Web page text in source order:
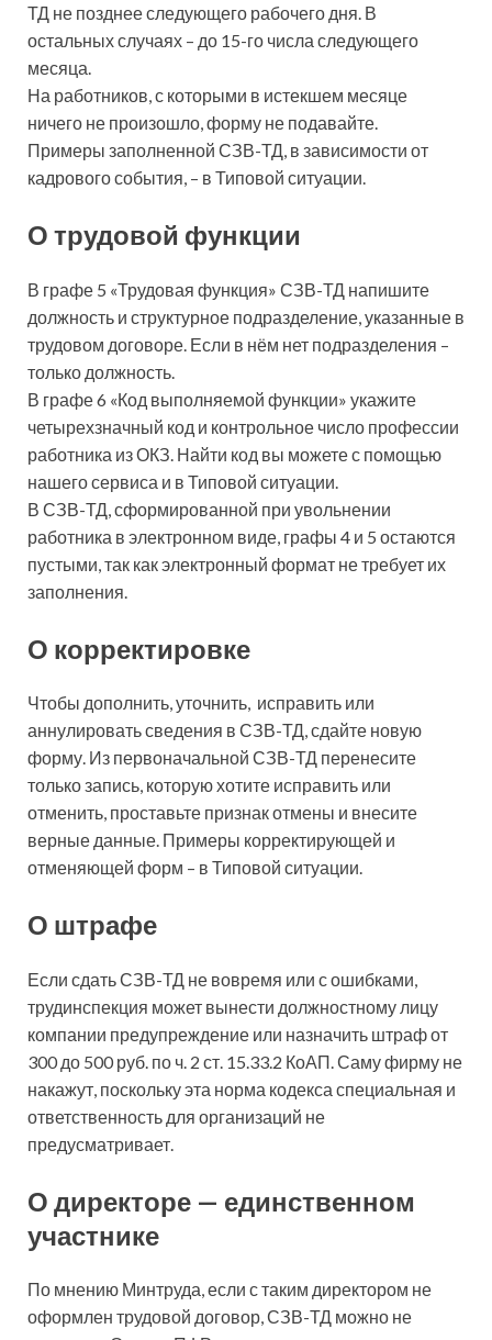
ТД не позднее следующего рабочего дня. В
остальных случаях – до 15-го числа следующего
месяца.
На работников, с которыми в истекшем месяце
ничего не произошло, форму не подавайте.
Примеры заполненной СЗВ-ТД, в зависимости от
кадрового события, – в Типовой ситуации.
О трудовой функции
В графе 5 «Трудовая функция» СЗВ-ТД напишите
должность и структурное подразделение, указанные в
трудовом договоре. Если в нём нет подразделения –
только должность.
В графе 6 «Код выполняемой функции» укажите
четырехзначный код и контрольное число профессии
работника из ОКЗ. Найти код вы можете с помощью
нашего сервиса и в Типовой ситуации.
В СЗВ-ТД, сформированной при увольнении
работника в электронном виде, графы 4 и 5 остаются
пустыми, так как электронный формат не требует их
заполнения.
О корректировке
Чтобы дополнить, уточнить, исправить или
аннулировать сведения в СЗВ-ТД, сдайте новую
форму. Из первоначальной СЗВ-ТД перенесите
только запись, которую хотите исправить или
отменить, проставьте признак отмены и внесите
верные данные. Примеры корректирующей и
отменяющей форм – в Типовой ситуации.
О штрафе
Если сдать СЗВ-ТД не вовремя или с ошибками,
трудинспекция может вынести должностному лицу
компании предупреждение или назначить штраф от
300 до 500 руб. по ч. 2 ст. 15.33.2 КоАП. Саму фирму не
накажут, поскольку эта норма кодекса специальная и
ответственность для организаций не
предусматривает.
О директоре — единственном
участнике
По мнению Минтруда, если с таким директором не
оформлен трудовой договор, СЗВ-ТД можно не